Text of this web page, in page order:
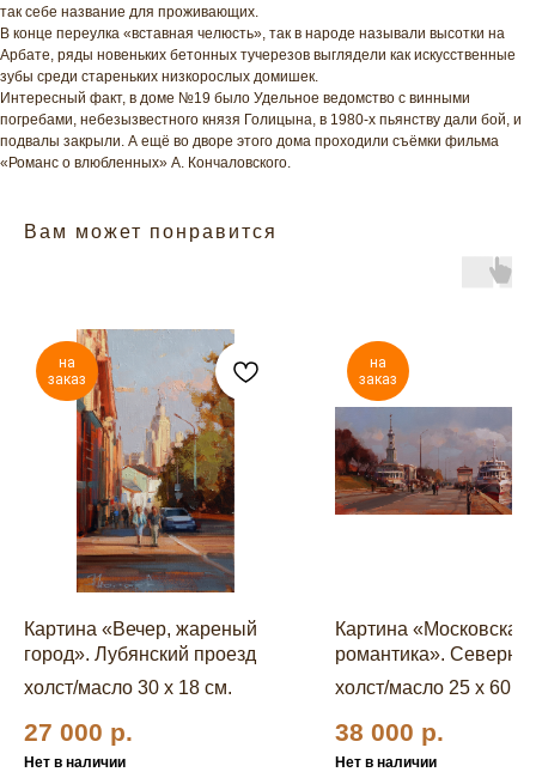
так себе название для проживающих.
В конце переулка «вставная челюсть», так в народе называли высотки на
Арбате, ряды новеньких бетонных тучерезов выглядели как искусственные
зубы среди стареньких низкорослых домишек.
Интересный факт, в доме №19 было Удельное ведомство с винными
погребами, небезызвестного князя Голицына, в 1980-х пьянству дали бой, и
подвалы закрыли. А ещё во дворе этого дома проходили съёмки фильма
«Романс о влюбленных» А. Кончаловского.
Вам может понравится
на
заказ
Картина «Вечер, жареный
город». Лубянский проезд
холст/масло 30 x 18 см.
27 000 р.
Нет в наличии
на
заказ
Картина «Московская
романтика».
речной вокзал
холст/масло 25 x 60
38 000 р.
Нет в наличии